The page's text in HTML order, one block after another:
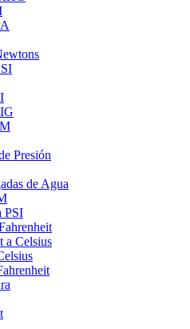
Presión
de Agua
PSI
a Celsius